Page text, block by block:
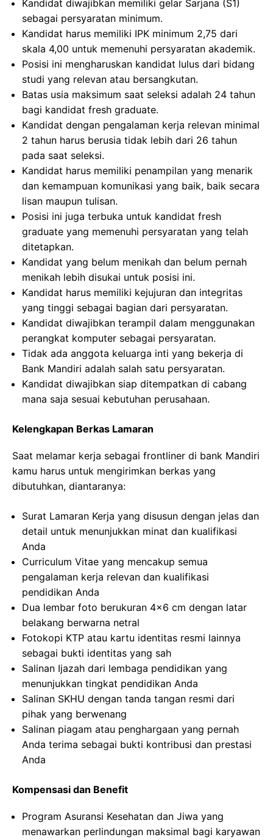
Kandidat diwajibkan memiliki gelar Sarjana (S1)
sebagai persyaratan minimum.
Kandidat harus memiliki IPK minimum 2,75 dari
skala 4,00 untuk memenuhi persyaratan akademik.
Posisi ini mengharuskan kandidat lulus dari bidang
studi yang relevan atau bersangkutan.
Batas usia maksimum saat seleksi adalah 24 tahun
bagi kandidat fresh graduate.
Kandidat dengan pengalaman kerja relevan minimal
2 tahun harus berusia tidak lebih dari 26 tahun
pada saat seleksi.
Kandidat harus memiliki penampilan yang menarik
dan kemampuan komunikasi yang baik, baik secara
lisan maupun tulisan.
Posisi ini juga terbuka untuk kandidat fresh
graduate yang memenuhi persyaratan yang telah
ditetapkan.
Kandidat yang belum menikah dan belum pernah
menikah lebih disukai untuk posisi ini.
Kandidat harus memiliki kejujuran dan integritas
yang tinggi sebagai bagian dari persyaratan.
Kandidat diwajibkan terampil dalam menggunakan
perangkat komputer sebagai persyaratan.
Tidak ada anggota keluarga inti yang bekerja di
Bank Mandiri adalah salah satu persyaratan.
Kandidat diwajibkan siap ditempatkan di cabang
mana saja sesuai kebutuhan perusahaan.
Kelengkapan Berkas Lamaran
Saat melamar kerja sebagai frontliner di bank Mandiri
kamu harus untuk mengirimkan berkas yang
dibutuhkan, diantaranya:
Surat Lamaran Kerja yang disusun dengan jelas dan
detail untuk menunjukkan minat dan kualifikasi
Anda
Curriculum Vitae yang mencakup semua
pengalaman kerja relevan dan kualifikasi
pendidikan Anda
Dua lembar foto berukuran 4×6 cm dengan latar
belakang berwarna netral
Fotokopi KTP atau kartu identitas resmi lainnya
sebagai bukti identitas yang sah
Salinan Ijazah dari lembaga pendidikan yang
menunjukkan tingkat pendidikan Anda
Salinan SKHU dengan tanda tangan resmi dari
pihak yang berwenang
Salinan piagam atau penghargaan yang pernah
Anda terima sebagai bukti kontribusi dan prestasi
Anda
Kompensasi dan Benefit
Program Asuransi Kesehatan dan Jiwa yang
menawarkan perlindungan maksimal bagi karyawan